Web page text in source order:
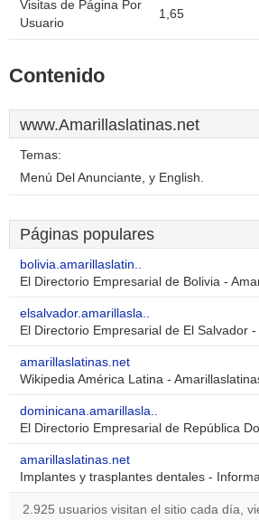
Visitas de Página Por
Usuario
1,65
Contenido
www.Amarillaslatinas.net
Temas:
Menú Del Anunciante, y English.
Páginas populares
bolivia.amarillaslatin..
El Directorio Empresarial de Bolivia -
elsalvador.amarillasla..
El Directorio Empresarial de El Salvador
amarillaslatinas.net
Wikipedia América Latina -
dominicana.amarillasla..
El Directorio Empresarial de República
amarillaslatinas.net
Implantes y trasplantes dentales -
2.925 usuarios visitan el sitio cada día,